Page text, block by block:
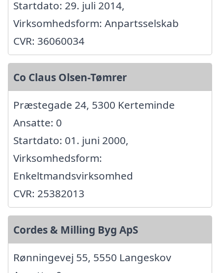
Startdato: 29. juli 2014,
Virksomhedsform: Anpartsselskab
CVR: 36060034
Co Claus Olsen-Tømrer
Præstegade 24, 5300 Kerteminde
Ansatte: 0
Startdato: 01. juni 2000,
Virksomhedsform:
Enkeltmandsvirksomhed
CVR: 25382013
Cordes & Milling Byg ApS
Rønningevej 55, 5550 Langeskov